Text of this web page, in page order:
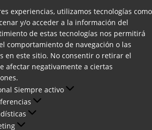
experiencias, utilizamos tecnologías como
y/o acceder a la información del
de estas tecnologías nos permitirá
comportamiento de navegación o las
en este sitio. No consentir o retirar el
afectar negativamente a ciertas
Siempre activo